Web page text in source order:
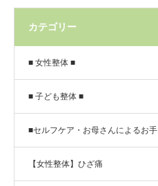
カテゴリー
■ 女性整体 ■
■ 子ども整体 ■
■セルフケア・お母さんによるお
【女性整体】ひざ痛